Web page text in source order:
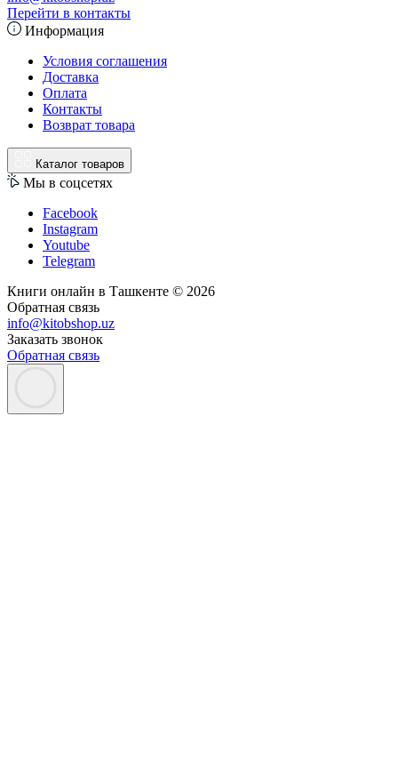
Перейти в контакты
Информация
Условия соглашения
Доставка
Оплата
Контакты
Возврат товара
Каталог товаров
Мы в соцсетях
Facebook
Instagram
Youtube
Telegram
Книги онлайн в Ташкенте © 2026
Обратная связь
info@kitobshop.uz
Заказать звонок
Обратная связь